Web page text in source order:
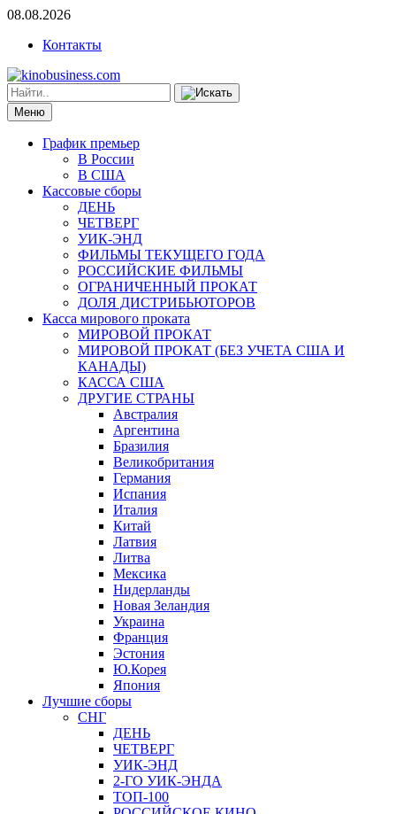
08.08.2026
Контакты
Меню
График премьер
В России
В США
Кассовые сборы
ДЕНЬ
ЧЕТВЕРГ
УИК-ЭНД
ФИЛЬМЫ ТЕКУЩЕГО ГОДА
РОССИЙСКИЕ ФИЛЬМЫ
ОГРАНИЧЕННЫЙ ПРОКАТ
ДОЛЯ ДИСТРИБЬЮТОРОВ
Касса мирового проката
МИРОВОЙ ПРОКАТ
МИРОВОЙ ПРОКАТ (БЕЗ УЧЕТА США И
КАНАДЫ)
КАССА США
ДРУГИЕ СТРАНЫ
Австралия
Аргентина
Бразилия
Великобритания
Германия
Испания
Италия
Китай
Латвия
Литва
Мексика
Нидерланды
Новая Зеландия
Украина
Франция
Эстония
Ю.Корея
Япония
Лучшие сборы
СНГ
ДЕНЬ
ЧЕТВЕРГ
УИК-ЭНД
2-ГО УИК-ЭНДА
ТОП-100